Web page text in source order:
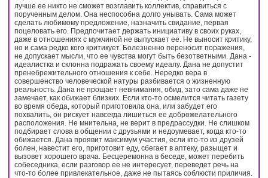
лучше ее никто не сможет возглавить коллектив, справиться с
порученным делом. Она неспособна долго унывать. Сама может
сделать любимому предложение, назначить свидание, первая
поцеловать его. Предпочитает держать инициативу в своих руках,
даже в отношениях с мужчиной не выпускает ее. Не выносит критику,
но и сама редко кого критикует. Болезненно переносит поражения,
не допускает мысли, что ее чувства могут быть безответными. Дана -
идеалистка и склонна подражать своему идеалу. Дана не допустит
пренебрежительного отношения к себе. Нередко вера в
совершенство человеческой натуры разбивается о жизненную
реальность. Дана не прощает невнимания, обид, зато сама даже не
замечает, как обижает близких. Если кто-то осмелится читать газету
во время обеда, который приготовила она, или забудет его
похвалить, он рискует навсегда лишиться ее доброжелательного
расположения. Не мнительна, не верит в предрассудки. Не слишком
подбирает слова в общении с друзьями и недоумевает, когда кто-то
обижается. Дана проявит максимум участия, если кто-то из друзей
болен, навестит его, приготовит еду, сбегает в аптеку, разыщет и
вызовет хорошего врача. Бесцеремонна в беседе, может перебить
собеседника, если разговор ее не интересует, переведет речь на
что-то более привлекательное, даже не пытаясь соблюсти приличия.